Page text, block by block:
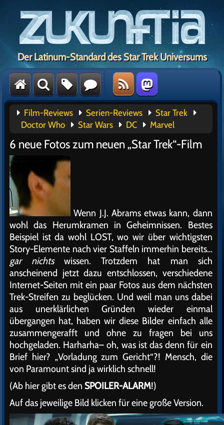
Der Latinum-Standard des Star Trek Universums
Film-Reviews Serien-Reviews
Star Trek
Doctor Who
Star Wars DC Marvel
6 neue Fotos zum neuen „Star Trek“-Film
Wenn J.J. Abrams etwas kann, dann
wohl das Herumkramen in Geheimnissen. Bestes
Beispiel ist da wohl LOST, wo wir über wichtigsten
Story-Elemente nach vier Staffeln immerhin bereits…
gar nichtswissen. Trotzdem hat man sich
anscheinend jetzt dazu entschlossen, verschiedene
Internet-Seiten mit ein paar Fotos aus dem nächsten
Trek-Streifen zu beglücken. Und weil man uns dabei
aus unerklärlichen Gründen wieder einmal
übergangen hat, haben wir diese Bilder einfach alle
zusammengerafft und ohne zu fragen bei uns
hochgeladen. Harharha– oh, was ist das denn für ein
Brief hier? „Vorladung zum Gericht“?! Mensch, die
von Paramount sind ja wirklich schnell!
(Ab hier gibt es den SPOILER-ALARM!)
Auf das jeweilige Bild klicken für eine große Version.